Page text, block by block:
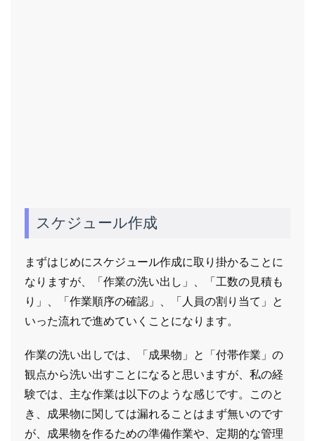
スケジュール作成
まずはじめにスケジュール作成に取り掛かることに
なりますが、「作業の洗い出し」、「工数の見積も
り」、「作業順序の確認」、「人員の割り当て」と
いった流れで進めていくことになります。
作業の洗い出しでは、「成果物」と「付帯作業」の
観点から洗い出すことになると思いますが、私の経
験では、主な作業は以下のような感じです。このと
き、成果物に関しては漏れることはまず無いのです
が、成果物を作るための準備作業や、定期的な管理